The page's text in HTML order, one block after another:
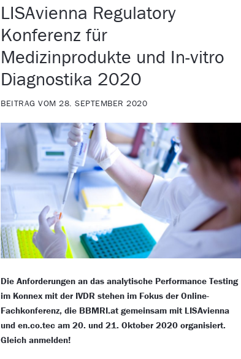
LISAvienna Regulatory
Konferenz für
Medizinprodukte und In-vitro
Diagnostika 2020
BEITRAG VOM 28. SEPTEMBER 2020
Die Anforderungen an das analytische Performance Testing
im Konnex mit der IVDR stehen im Fokus der Online-
Fachkonferenz, die BBMRI.at gemeinsam mit LISAvienna
und en.co.tec am 20. und 21. Oktober 2020 organisiert.
Gleich anmelden!